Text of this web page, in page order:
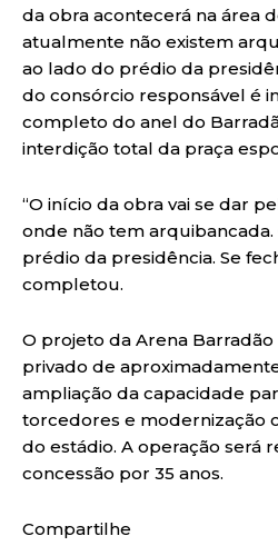
da obra acontecerá na área
atualmente não existem
ao lado do prédio da
do consórcio responsável é
completo do anel do
interdição total da praça
“O início da obra vai se dar
onde não tem arquibancada.
prédio da presidência. Se
completou.
O projeto da Arena
privado de
ampliação da capacidade
torcedores e modernização
do estádio. A operação será
concessão por 35 anos.
Compartilhe